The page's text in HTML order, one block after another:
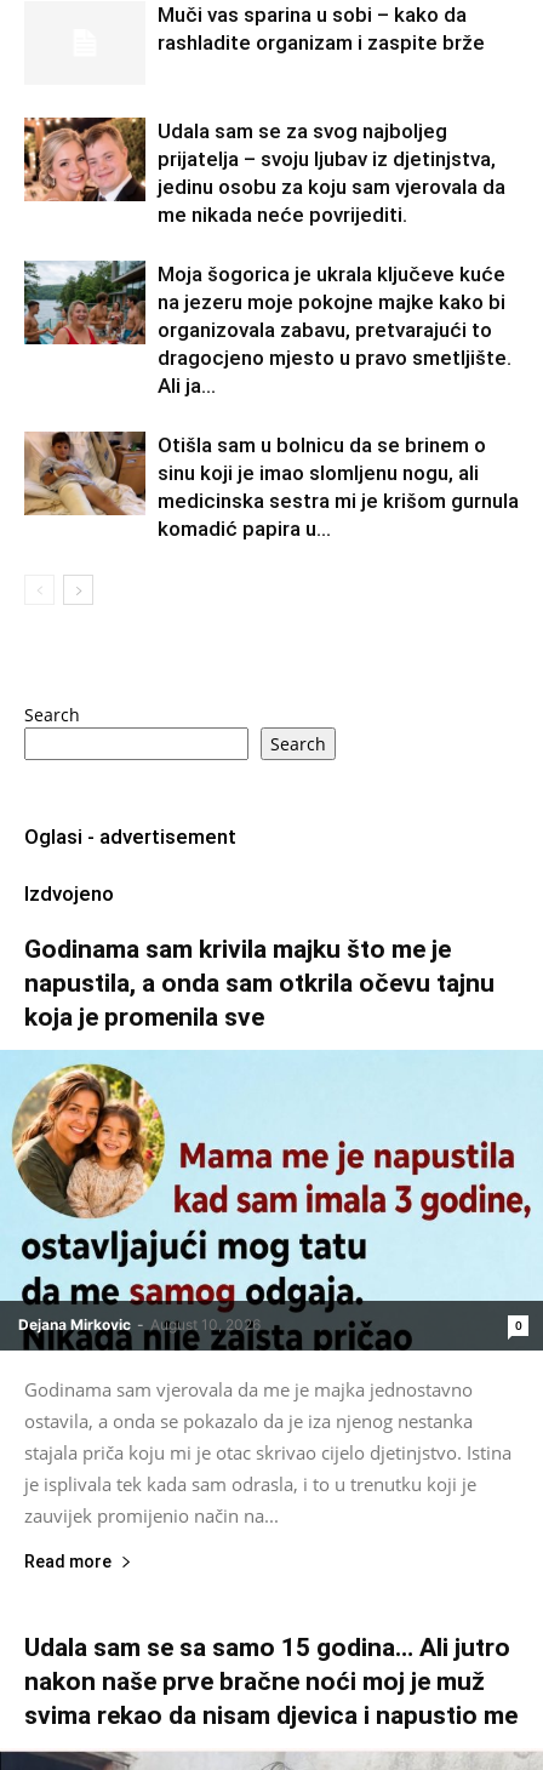
Muči vas sparina u sobi – kako da
rashladite organizam i zaspite brže
Udala sam se za svog najboljeg
prijatelja – svoju ljubav iz djetinjstva,
jedinu osobu za koju sam vjerovala da
me nikada neće povrijediti.
Moja šogorica je ukrala ključeve kuće
na jezeru moje pokojne majke kako bi
organizovala zabavu, pretvarajući to
dragocjeno mjesto u pravo smetljište.
Ali ja...
Otišla sam u bolnicu da se brinem o
sinu koji je imao slomljenu nogu, ali
medicinska sestra mi je krišom gurnula
komadić papira u...
Search
Search
Oglasi - advertisement
Izdvojeno
Godinama sam krivila majku što me je
napustila, a onda sam otkrila očevu tajnu
koja je promenila sve
Dejana Mirkovic - August 10, 2026 0
Godinama sam vjerovala da me je majka jednostavno
ostavila, a onda se pokazalo da je iza njenog nestanka
stajala priča koju mi je otac skrivao cijelo djetinjstvo. Istina
je isplivala tek kada sam odrasla, i to u trenutku koji je
zauvijek promijenio način na...
Read more
Udala sam se sa samo 15 godina… Ali jutro
nakon naše prve bračne noći moj je muž
svima rekao da nisam djevica i napustio me